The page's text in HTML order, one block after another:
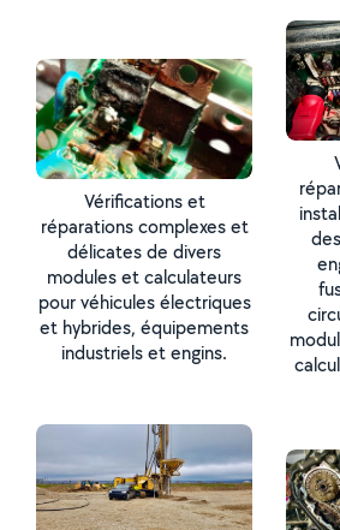
Vérifications et
réparations complexes et
délicates de divers
modules et calculateurs
pour véhicules électriques
et hybrides, équipements
industriels et engins.